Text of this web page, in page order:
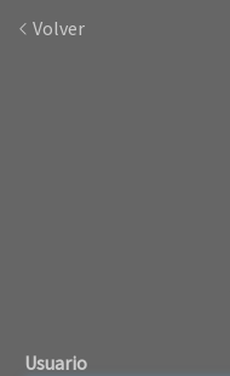
Volver
Usuario